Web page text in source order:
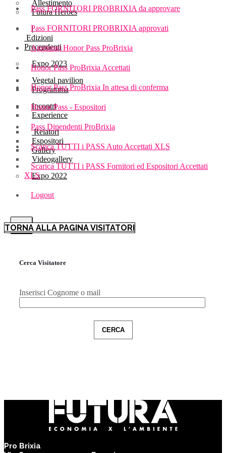
Allestimento
Futura Heroes
|
Edizioni
Precendenti
Expo 2023
Vegetal pavilion
Programma
Incontri
Experience
Relatori
Espositori
Gallery
Videogallery
Expo 2022
X
Pass FORNITORI PROBRIXIA da approvare
Pass FORNITORI PROBRIXIA approvati
Aggiungi Honor Pass ProBrixia
Honor Pass ProBrixia Accettati
Honor Pass ProBrixia In attesa di conferma
Honor Pass - Espositori
Pass Dipendenti ProBrixia
Scarica TUTTI i PASS Auto Accettati XLS
Scarica TUTTI i PASS Fornitori ed Espositori Accettati
XLS
Logout
TORNA ALLA PAGINA VISITATORI
Cerca Visitatore
Inserisci Cognome o mail
CERCA
Pro Brixia